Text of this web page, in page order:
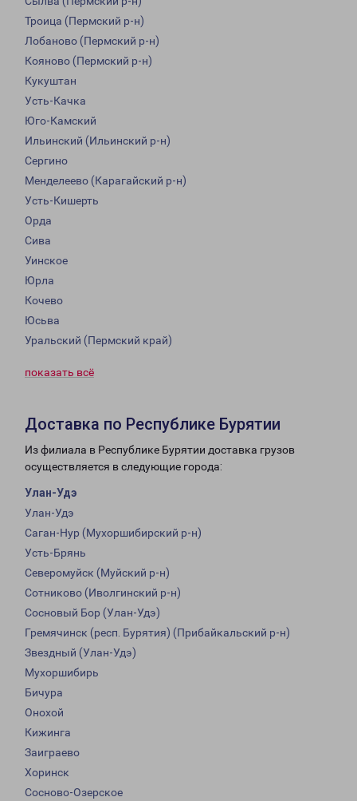
Троица (Пермский р-н)
Лобаново (Пермский р-н)
Кояново (Пермский р-н)
Кукуштан
Усть-Качка
Юго-Камский
Ильинский (Ильинский р-н)
Сергино
Менделеево (Карагайский р-н)
Усть-Кишерть
Орда
Сива
Уинское
Юрла
Кочево
Юсьва
Уральский (Пермский край)
показать всё
Доставка по Республике Бурятии
Из филиала в Республике Бурятии доставка грузов
осуществляется в следующие города:
Улан-Удэ
Улан-Удэ
Саган-Нур (Мухоршибирский р-н)
Усть-Брянь
Северомуйск (Муйский р-н)
Сотниково (Иволгинский р-н)
Сосновый Бор (Улан-Удэ)
Гремячинск (респ. Бурятия) (Прибайкальский р-н)
Звездный (Улан-Удэ)
Мухоршибирь
Бичура
Онохой
Кижинга
Заиграево
Хоринск
Сосново-Озерское